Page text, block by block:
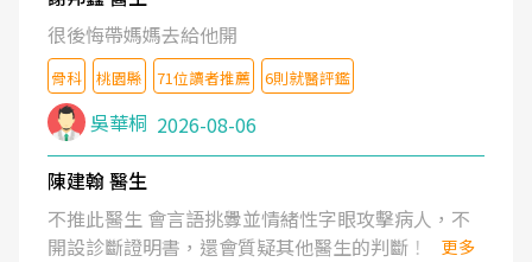
很後悔帶媽媽去給他開
骨科 桃園縣 71位讀者推薦 6則就醫評鑑
吳華桐 2026-08-06
陳建翰 醫生
不推此醫生 會言語挑釁並情緒性字眼攻擊病人，不
開設診斷證明書，還會質疑其他醫生的判斷！
更多